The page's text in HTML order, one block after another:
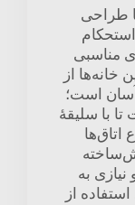
طراحی
مناسبی
خانه‌ها از
آسان است؛
با سلیقهٔ
به
از